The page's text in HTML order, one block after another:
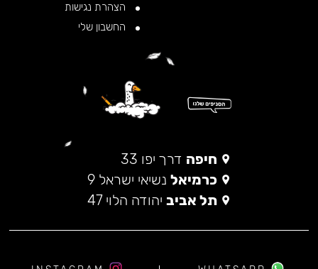
הצהרת נגישות
החשבון שלי
חיפה דרך יפו 33
כרמיאל נשיאי ישראל 9
תל אביב יהודה הלוי 47